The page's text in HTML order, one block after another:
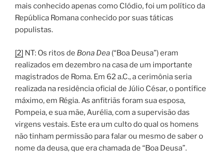
mais conhecido apenas como Clódio, foi um político da
República Romana conhecido por suas táticas
populistas.
[2] NT: Os ritos de Bona Dea (“Boa Deusa”) eram
realizados em dezembro na casa de um importante
magistrados de Roma. Em 62 a.C., a cerimônia seria
realizada na residência oficial de Júlio César, o pontífice
máximo, em Régia. As anfitriãs foram sua esposa,
Pompeia, e sua mãe, Aurélia, com a supervisão das
virgens vestais. Este era um culto do qual os homens
não tinham permissão para falar ou mesmo de saber o
nome da deusa, que era chamada de “Boa Deusa”.